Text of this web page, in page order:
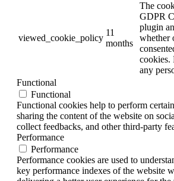
viewed_cookie_policy
11
months
The
GDPR
plugin
whether
cookies.
any
Functional
Functional
Functional cookies help to perform
sharing the content of the website on
collect feedbacks, and other third-party
Performance
Performance
Performance cookies are used to
key performance indexes of the website